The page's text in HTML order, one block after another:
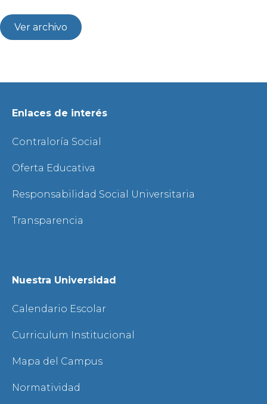
Ver archivo
Enlaces de interés
Contraloría Social
Oferta Educativa
Responsabilidad Social Universitaria
Transparencia
Nuestra Universidad
Calendario Escolar
Curriculum Institucional
Mapa del Campus
Normatividad